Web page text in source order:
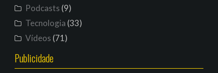
Podcasts (9)
Tecnologia (33)
Vídeos (71)
Publicidade